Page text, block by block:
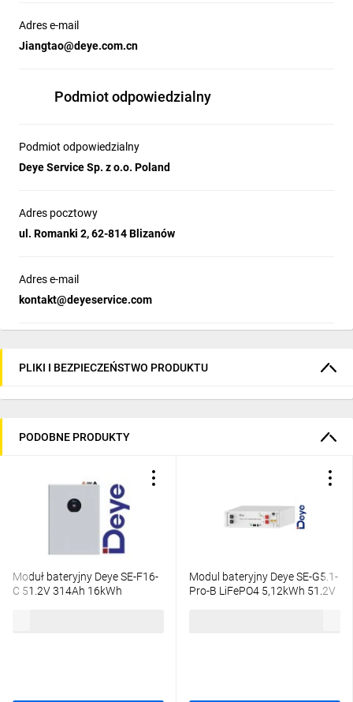
Adres e-mail
Jiangtao@deye.com.cn
Podmiot odpowiedzialny
Podmiot odpowiedzialny
Deye Service Sp. z o.o. Poland
Adres pocztowy
ul. Romanki 2, 62-814 Blizanów
Adres e-mail
kontakt@deyeservice.com
PLIKI I BEZPIECZEŃSTWO PRODUKTU
PODOBNE PRODUKTY
Moduł bateryjny Deye SE-F16-
C 51.2V 314Ah 16kWh
Modul bateryjny Deye SE-G5.1-
Pro-B LiFePO4 5,12kWh 51.2V